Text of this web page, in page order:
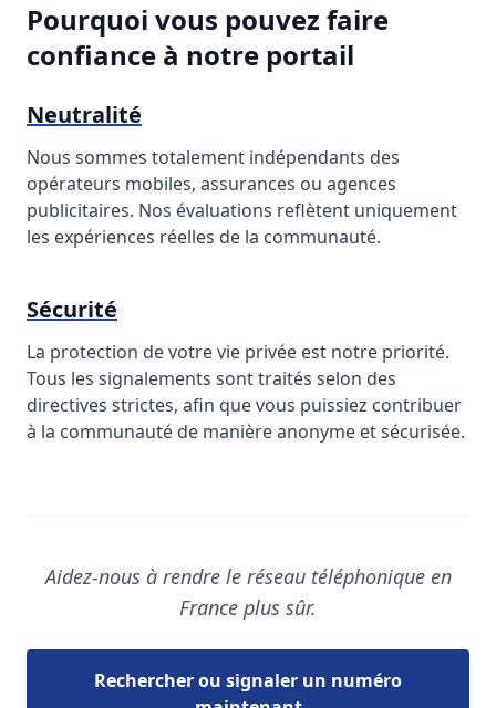
Pourquoi vous pouvez faire
confiance à notre portail
Neutralité
Nous sommes totalement indépendants des
opérateurs mobiles, assurances ou agences
publicitaires. Nos évaluations reflètent uniquement
les expériences réelles de la communauté.
Sécurité
La protection de votre vie privée est notre priorité.
Tous les signalements sont traités selon des
directives strictes, afin que vous puissiez contribuer
à la communauté de manière anonyme et sécurisée.
Aidez-nous à rendre le réseau téléphonique en
France plus sûr.
Rechercher ou signaler un numéro